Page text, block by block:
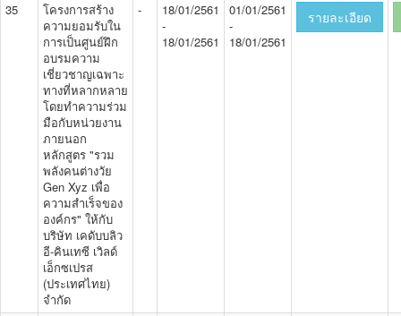
35
โครงการสร้าง
ความยอมรับใน
การเป็นศูนย์ฝึก
อบรมความ
เชี่ยวชาญเฉพาะ
ทางที่หลากหลาย
โดยทำความร่วม
มือกับหน่วยงาน
ภายนอก
หลักสูตร "รวม
พลังคนต่างวัย
Gen Xyz เพื่อ
ความสำเร็จของ
องค์กร" ให้กับ
บริษัท เคดับบลิว
อี-คินเทซี เวิลด์
เอ็กซเปรส
(ประเทศไทย)
จำกัด
-
18/01/2561
-
18/01/2561
01/01/2561
-
18/01/2561
รายละเอียด